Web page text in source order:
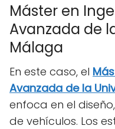
Máster en
Avanzada de
Málaga
En este caso, el
Avanzada de la
enfoca en el
de vehículos. Los